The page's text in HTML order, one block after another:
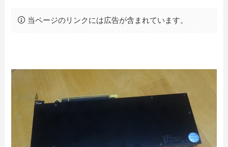
当ページのリンクには広告が含まれています。